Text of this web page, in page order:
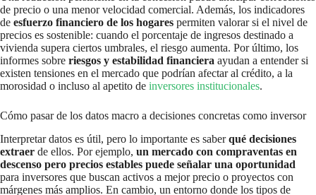
de precio o una menor velocidad comercial. Además, los indicadores
de esfuerzo financiero de los hogares permiten valorar si el nivel de
precios es sostenible: cuando el porcentaje de ingresos destinado a
vivienda supera ciertos umbrales, el riesgo aumenta. Por último, los
informes sobre riesgos y estabilidad financiera ayudan a entender si
existen tensiones en el mercado que podrían afectar al crédito, a la
morosidad o incluso al apetito de inversores institucionales.
Cómo pasar de los datos macro a decisiones concretas como inversor
Interpretar datos es útil, pero lo importante es saberqué decisiones
extraer de ellos. Por ejemplo, un mercado con compraventas en
descenso pero precios estables puede señalar una oportunidad
para inversores que buscan activos a mejor precio o proyectos con
márgenes más amplios. En cambio, un entorno donde los tipos de